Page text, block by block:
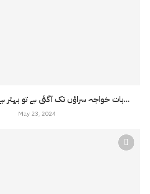
بات خواجہ سراؤں تک آگئی ہے تو بہتر ہے (کپتان سے) صلح...
May 23, 2024